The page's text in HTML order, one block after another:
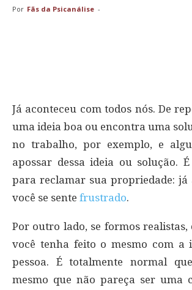
Por Fãs da Psicanálise -
Já aconteceu com todos nós. De
uma ideia boa ou encontra uma
no trabalho, por exemplo, e
apossar dessa ideia ou solução.
para reclamar sua propriedade: já
você se sente frustrado.
Por outro lado, se formos realistas,
você tenha feito o mesmo com a
pessoa. É totalmente normal
mesmo que não pareça ser uma